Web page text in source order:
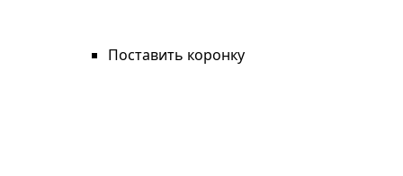
Поставить коронку